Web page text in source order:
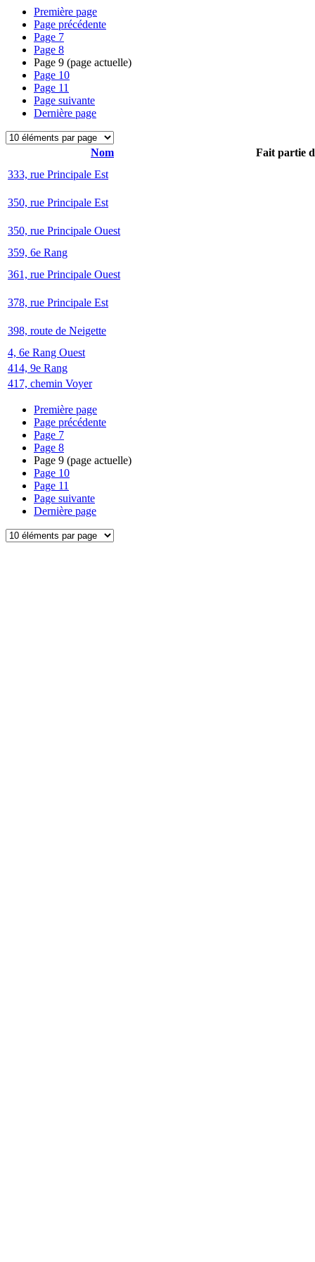
Première page
Page précédente
Page 7
Page 8
Page 9 (page actuelle)
Page 10
Page 11
Page suivante
Dernière page
Nom
Fait partie
333, rue Principale Est
350, rue Principale Est
350, rue Principale Ouest
359, 6e Rang
361, rue Principale Ouest
378, rue Principale Est
398, route de Neigette
4, 6e Rang Ouest
414, 9e Rang
417, chemin Voyer
Première page
Page précédente
Page 7
Page 8
Page 9 (page actuelle)
Page 10
Page 11
Page suivante
Dernière page